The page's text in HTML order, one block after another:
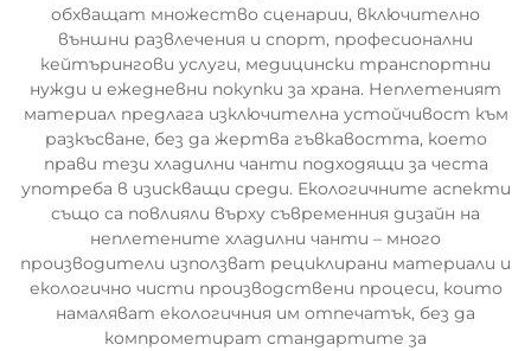
обхващат множество сценарии, включително
външни развлечения и спорт, професионални
кейтърингови услуги, медицински транспортни
нужди и ежедневни покупки за храна. Неплетеният
материал предлага изключителна устойчивост към
разкъсване, без да жертва гъвкавостта, което
прави тези хладилни чанти подходящи за честа
употреба в изискващи среди. Екологичните аспекти
също са повлияли върху съвременния дизайн на
неплетените хладилни чанти – много
производители използват рециклирани материали и
екологично чисти производствени процеси, които
намаляват екологичния им отпечатък, без да
компрометират стандартите за